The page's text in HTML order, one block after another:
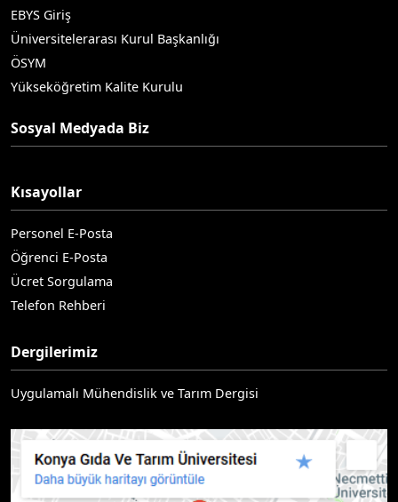
EBYS Giriş
Üniversitelerarası Kurul Başkanlığı
ÖSYM
Yükseköğretim Kalite Kurulu
Sosyal Medyada Biz
Kısayollar
Personel E-Posta
Öğrenci E-Posta
Ücret Sorgulama
Telefon Rehberi
Dergilerimiz
Uygulamalı Mühendislik ve Tarım Dergisi